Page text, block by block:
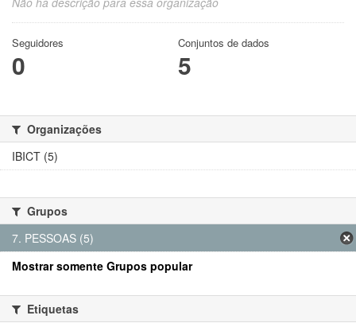
Seguidores
0
Conjuntos de dados
5
Organizações
IBICT (5)
Grupos
7. PESSOAS (5)
Mostrar somente Grupos popular
Etiquetas